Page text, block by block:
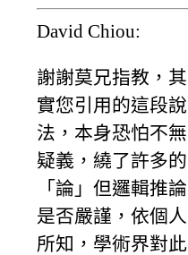
David Chiou:
謝謝莫兄指教，其
實您引用的這段說
法，本身恐怕不無
疑義，繞了許多的
「論」但邏輯推論
是否嚴謹，依個人
所知，學術界對此